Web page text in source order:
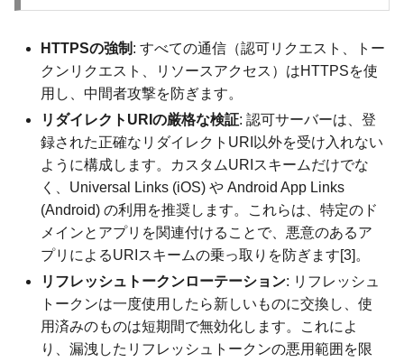
HTTPSの強制 : すべての通信（認可リクエスト、トー
クンリクエスト、リソースアクセス）はHTTPSを使
用し、中間者攻撃を防ぎます。
リダイレクトURIの厳格な検証: 認可サーバーは、登
録された正確なリダイレクトURI以外を受け入れない
ように構成します。カスタムURIスキームだけでな
く、Universal Links (iOS) や Android App Links
(Android) の利用を推奨します。これらは、特定のド
メインとアプリを関連付けることで、悪意のあるア
プリによるURIスキームの乗っ取りを防ぎます[3]。
リフレッシュトークンローテーション: リフレッシュ
トークンは一度使用したら新しいものに交換し、使
用済みのものは短期間で無効化します。これによ
り、漏洩したリフレッシュトークンの悪用範囲を限